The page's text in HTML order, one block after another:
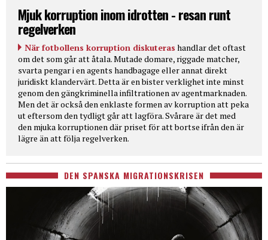
Mjuk korruption inom idrotten - resan runt
regelverken
När fotbollens korruption diskuteras handlar det oftast
om det som går att åtala. Mutade domare, riggade matcher,
svarta pengar i en agents handbagage eller annat direkt
juridiskt klandervärt. Detta är en bister verklighet inte minst
genom den gängkriminella infiltrationen av agentmarknaden.
Men det är också den enklaste formen av korruption att peka
ut eftersom den tydligt går att lagföra. Svårare är det med
den mjuka korruptionen där priset för att bortse ifrån den är
lägre än att följa regelverken.
DEN SPANSKA MIGRATIONSKRISEN